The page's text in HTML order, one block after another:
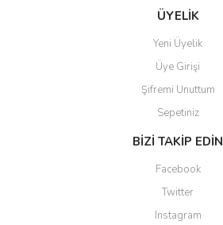
ÜYELİK
Yeni Üyelik
Üye Girişi
Şifremi Unuttum
Sepetiniz
BİZİ TAKİP EDİN
Facebook
Twitter
Instagram